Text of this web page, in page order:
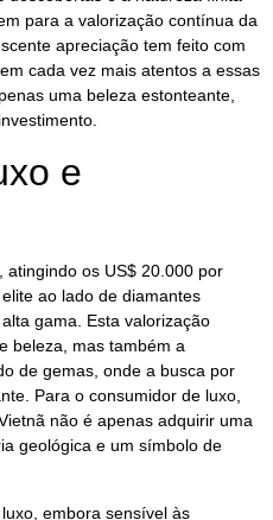
para a valorização contínua da
apreciação tem feito com
cada vez mais atentos a essas
uma beleza estonteante,
e
atingindo os US$ 20.000 por
ao lado de diamantes
gama. Esta valorização
beleza, mas também a
de gemas, onde a busca por
Para o consumidor de luxo,
não é apenas adquirir uma
geológica e um símbolo de
embora sensível às